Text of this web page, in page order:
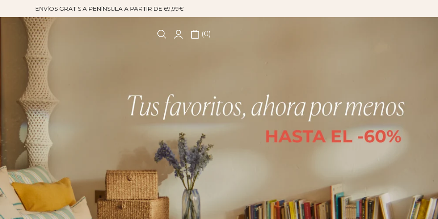
ENVÍOS GRATIS A PENÍNSULA A PARTIR DE 69,99€
0